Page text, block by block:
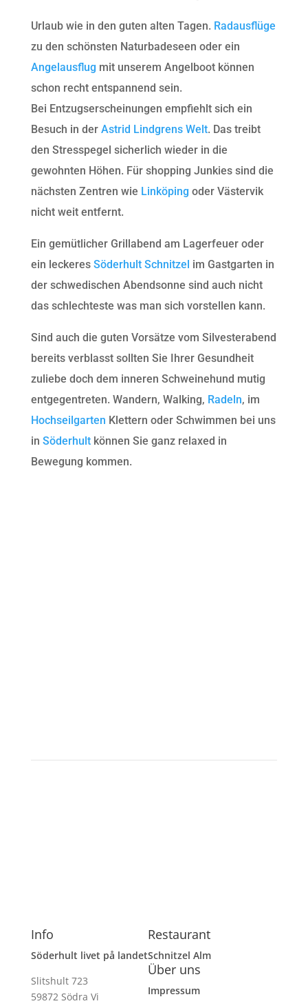
Urlaub wie in den guten alten Tagen. Radausflüge
zu den schönsten Naturbadeseen oder ein
Angelausflug mit unserem Angelboot können
schon recht entspannend sein.
Bei Entzugserscheinungen empfiehlt sich ein
Besuch in der Astrid Lindgrens Welt. Das treibt
den Stresspegel sicherlich wieder in die
gewohnten Höhen. Für shopping Junkies sind die
nächsten Zentren wie Linköping oder Västervik
nicht weit entfernt.
Ein gemütlicher Grillabend am Lagerfeuer oder
ein leckeres Söderhult Schnitzel im Gastgarten in
der schwedischen Abendsonne sind auch nicht
das schlechteste was man sich vorstellen kann.
Sind auch die guten Vorsätze vom Silvesterabend
bereits verblasst sollten Sie Ihrer Gesundheit
zuliebe doch dem inneren Schweinehund mutig
entgegentreten. Wandern, Walking, Radeln, im
Hochseilgarten Klettern oder Schwimmen bei uns
in Söderhultkönnen Sie ganz relaxed in
Bewegung kommen.
Info
Söderhult livet på landet
Slitshult 723
59872 Södra Vi
Restaurant
Schnitzel Alm
Über uns
Impressum